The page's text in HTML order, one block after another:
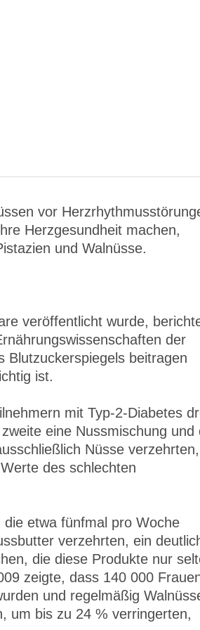
vor
Herzgesundheit machen,
und Walnüsse.
veröffentlicht wurde,
der
Blutzuckerspiegels beitragen
ist.
mit Typ-2-Diabetes
eine Nussmischung und
Nüsse verzehrten,
des schlechten
etwa fünfmal pro Woche
verzehrten, ein
die diese Produkte nur
zeigte, dass 140 000
und regelmäßig
um bis zu 24 % verringerten,